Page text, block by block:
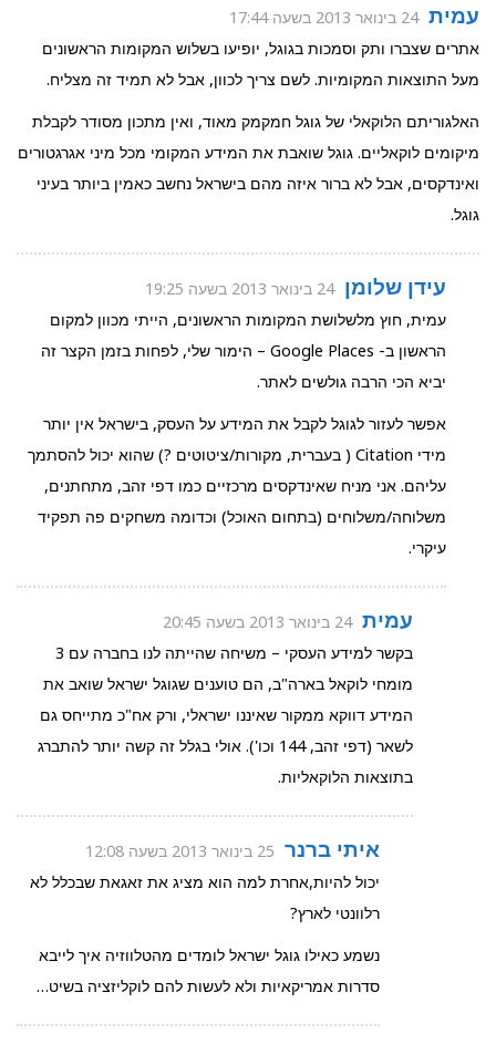
עמית 24 בינואר 2013 בשעה 17:44
אתרים שצברו ותק וסמכות בגוגל, יופיעו בשלוש המקומות הראשונים
מעל התוצאות המקומיות. לשם צריך לכוון, אבל לא תמיד זה מצליח.
האלגוריתם הלוקאלי של גוגל חמקמק מאוד, ואין מתכון מסודר לקבלת
מיקומים לוקאליים. גוגל שואבת את המידע המקומי מכל מיני אגרגטורים
ואינדקסים, אבל לא ברור איזה מהם בישראל נחשב כאמין ביותר בעיני
גוגל.
עידן שלומן 24 בינואר 2013 בשעה 19:25
עמית, חוץ מלשלושת המקומות הראשונים, הייתי מכוון למקום
הראשון ב- Google Places – הימור שלי, לפחות בזמן הקצר זה
יביא הכי הרבה גולשים לאתר.
אפשר לעזור לגוגל לקבל את המידע על העסק, בישראל אין יותר
מידי Citation ( בעברית, מקורות/ציטוטים ?) שהוא יכול להסתמך
עליהם. אני מניח שאינדקסים מרכזיים כמו דפי זהב, מתחתנים,
משלוחה/משלוחים (בתחום האוכל) וכדומה משחקים פה תפקיד
עיקרי.
עמית 24 בינואר 2013 בשעה 20:45
בקשר למידע העסקי – משיחה שהייתה לנו בחברה עם 3
מומחי לוקאל בארה"ב, הם טוענים שגוגל ישראל שואב את
המידע דווקא ממקור שאיננו ישראלי, ורק אח"כ מתייחס גם
לשאר (דפי זהב, 144 וכו'). אולי בגלל זה קשה יותר להתברג
בתוצאות הלוקאליות.
איתי ברנר 25 בינואר 2013 בשעה 12:08
יכול להיות,אחרת למה הוא מציג את זאגאת שבכלל לא
רלוונטי לארץ?
נשמע כאילו גוגל ישראל לומדים מהטלווזיה איך לייבא
סדרות אמריקאיות ולא לעשות להם לוקליזציה בשיט…